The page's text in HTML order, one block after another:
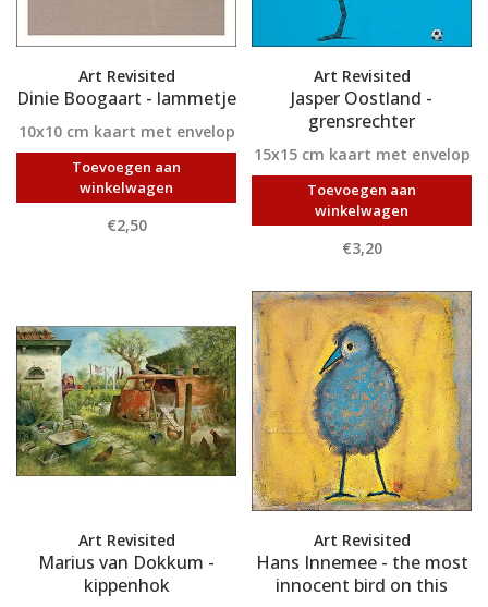
Art Revisited
Dinie Boogaart - lammetje
10x10 cm kaart met envelop
Toevoegen aan
winkelwagen
€2,50
Art Revisited
Jasper Oostland -
grensrechter
15x15 cm kaart met envelop
Toevoegen aan
winkelwagen
€3,20
Art Revisited
Marius van Dokkum -
kippenhok
Art Revisited
Hans Innemee - the most
innocent bird on this